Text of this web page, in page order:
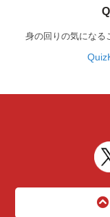
身の回りの気になる